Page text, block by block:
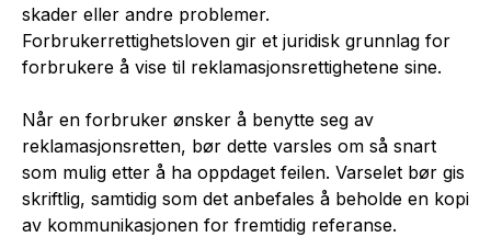
skader eller andre problemer.
Forbrukerrettighetsloven gir et juridisk grunnlag for
forbrukere å vise til reklamasjonsrettighetene sine.
Når en forbruker ønsker å benytte seg av
reklamasjonsretten, bør dette varsles om så snart
som mulig etter å ha oppdaget feilen. Varselet bør gis
skriftlig, samtidig som det anbefales å beholde en kopi
av kommunikasjonen for fremtidig referanse.